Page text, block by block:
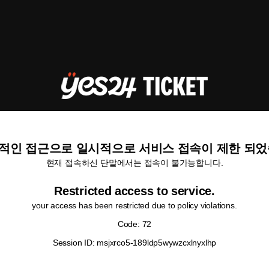
인 접근으로 일시적으로 서비스 접속이 제한 되
현재 접속하신 단말에서는 접속이 불가능합니다.
Restricted access to service.
your access has been restricted due to policy violations.
Code: 72
Session ID: msjxrco5-189ldp5wywzcxlnyxlhp